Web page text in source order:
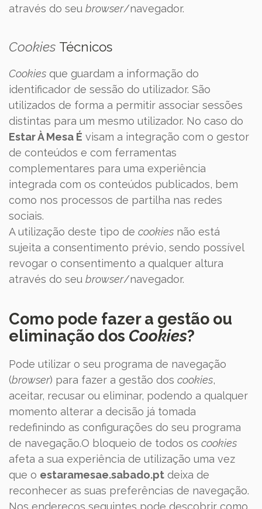
através do seu browser/navegador.
Cookies Técnicos
Cookies que guardam a informação do
identificador de sessão do utilizador. São
utilizados de forma a permitir associar sessões
distintas para um mesmo utilizador. No caso do
Estar À Mesa É visam a integração com o gestor
de conteúdos e com ferramentas
complementares para uma experiência
integrada com os conteúdos publicados, bem
como nos processos de partilha nas redes
sociais.
A utilização deste tipo de cookies não está
sujeita a consentimento prévio, sendo possível
revogar o consentimento a qualquer altura
através do seu browser/navegador.
Como pode fazer a gestão ou
eliminação dos Cookies?
Pode utilizar o seu programa de navegação
(browser) para fazer a gestão dos cookies,
aceitar, recusar ou eliminar, podendo a qualquer
momento alterar a decisão já tomada
redefinindo as configurações do seu programa
de navegação.O bloqueio de todos os cookies
afeta a sua experiência de utilização uma vez
que o estaramesae.sabado.pt deixa de
reconhecer as suas preferências de navegação.